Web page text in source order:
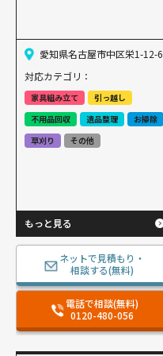
愛知県名古屋市中区栄1-12-6
対応カテゴリ：
家具組み立て
引っ越し
不用品回収
遺品整理
お掃除
草刈り
その他
もっと見る
ネットで見積もり・
相談する(無料)
電話で相談(無料)
0120-480-056